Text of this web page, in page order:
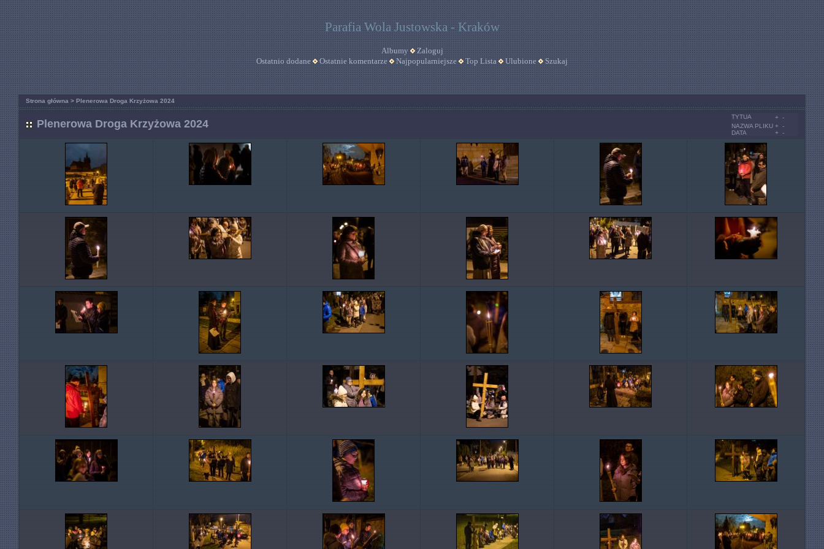
Parafia Wola Justowska - Kraków
Albumy
Zaloguj
Ostatnio dodane
Ostatnie komentarze Najpopularniejsze Top Lista Ulubione Szukaj
Strona główna > Plenerowa Droga Krzyżowa 2024
Plenerowa Droga Krzyżowa 2024
TYTUA +
-
NAZWA PLIKU +
-
DATA
+ -